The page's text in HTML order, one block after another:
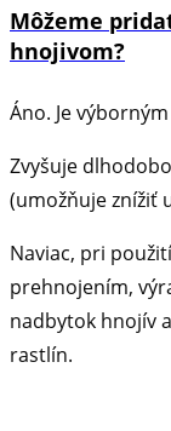
Môžeme
hnojivom?
Áno. Je
Zvyšuje
(umožňuje znížiť
Naviac, pri
prehnojením,
nadbytok hnojív
rastlín.